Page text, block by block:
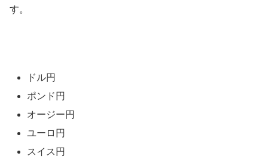
す。
ドル円
ポンド円
オージー円
ユーロ円
スイス円